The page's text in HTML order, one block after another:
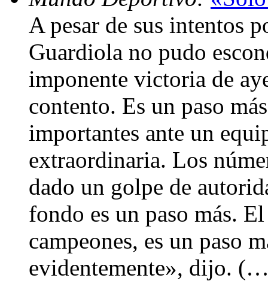
A pesar de sus intentos
Guardiola no pudo
imponente victoria de
contento. Es un paso
importantes ante un
extraordinaria. Los
dado un golpe de
fondo es un paso más.
campeones, es un paso
evidentemente», dijo.